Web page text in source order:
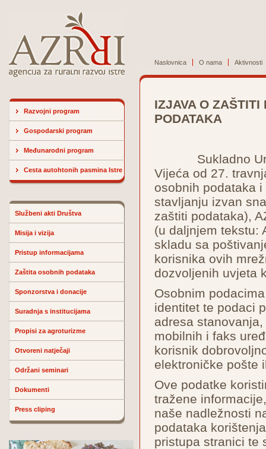
Naslovnica O nama Aktivnosti
Razvojni program
Gospodarski program
Međunarodni program
Cesta autohtonih pasmina Istre
Službeni akti Društva
Misija i vizija
Pristup informacijama
Zaštita osobnih podataka
Sponzorstva i donacije
Suradnja s institucijama
Propisi za agroturizme
Otvoreni natječaji
Održani seminari
Dokumenti
Press cliping
IZJAVA O ZAŠTITI
PODATAKA
Sukladno
Vijeća od 27.
osobnih podataka
stavljanju izvan
zaštiti podataka),
(u daljnjem tekstu:
skladu sa
korisnika ovih
dozvoljenih uvjeta
Osobnim
identitet te podaci
adresa
mobilnih i faks
korisnik
elektroničke pošte
Ove podatke
tražene
naše nadležnosti
podataka
pristupa stranici te